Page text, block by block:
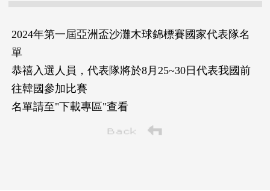
2024年第一屆亞洲盃沙灘木球錦標賽國家代表隊名
單
恭禧入選人員，代表隊將於8月25~30日代表我國前
往韓國參加比賽
名單請至"下載專區"查看